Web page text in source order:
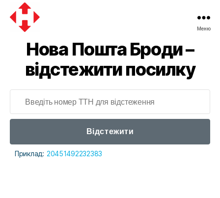
Меню
Нова Пошта Броди –
відстежити посилку
Відстежити
Приклад: 20451492232383